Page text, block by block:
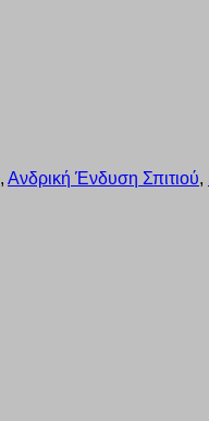
, Ανδρική Ένδυση Σπιτιού,